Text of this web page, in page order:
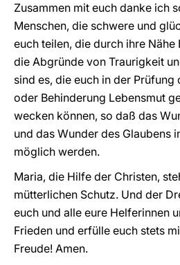
Zusammen mit euch danke ich
Menschen, die schwere und
euch teilen, die durch ihre Nähe
die Abgründe von Traurigkeit
sind es, die euch in der Prüfung
oder Behinderung Lebensmut
wecken können, so daß das
und das Wunder des Glaubens
möglich werden.
Maria, die Hilfe der Christen,
mütterlichen Schutz. Und der
euch und alle eure Helferinnen
Frieden und erfülle euch stets
Freude! Amen.